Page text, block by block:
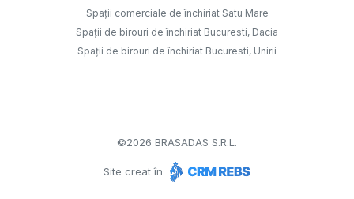
Spații comerciale de închiriat Satu Mare
Spații de birouri de închiriat Bucuresti, Dacia
Spații de birouri de închiriat Bucuresti, Unirii
©2026 BRASADAS S.R.L.
Site creat în